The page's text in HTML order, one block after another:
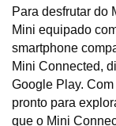
Para desfrutar do
Mini equipado
smartphone
Mini Connected,
Google Play.
pronto para
que o Mini